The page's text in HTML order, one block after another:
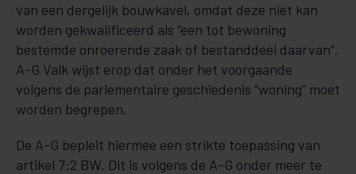
van een dergelijk bouwkavel, omdat deze niet kan
worden gekwalificeerd als “een tot bewoning
bestemde onroerende zaak of bestanddeel daarvan”.
A-G Valk wijst erop dat onder het voorgaande
volgens de parlementaire geschiedenis “woning” moet
worden begrepen.
De A-G bepleit hiermee een strikte toepassing van
artikel 7:2 BW. Dit is volgens de A-G onder meer te